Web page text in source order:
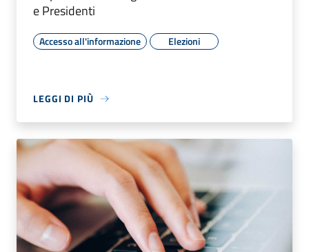
e Presidenti
Accesso all'informazione Elezioni
LEGGI DI PIÙ